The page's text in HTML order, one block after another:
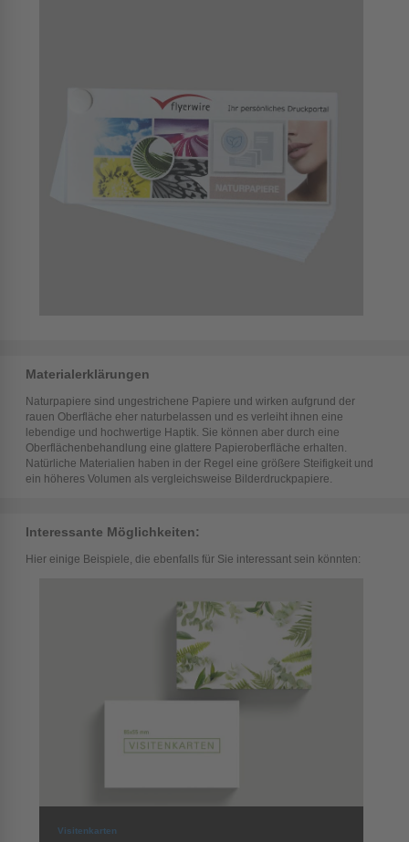
Materialerklärungen
Naturpapiere sind ungestrichene Papiere und wirken aufgrund der
rauen Oberfläche eher naturbelassen und es verleiht ihnen eine
lebendige und hochwertige Haptik. Sie können aber durch eine
Oberflächenbehandlung eine glattere Papieroberfläche erhalten.
Natürliche Materialien haben in der Regel eine größere Steifigkeit und
ein höheres Volumen als vergleichsweise Bilderdruckpapiere.
Interessante Möglichkeiten:
Hier einige Beispiele, die ebenfalls für Sie interessant sein könnten:
Visitenkarten